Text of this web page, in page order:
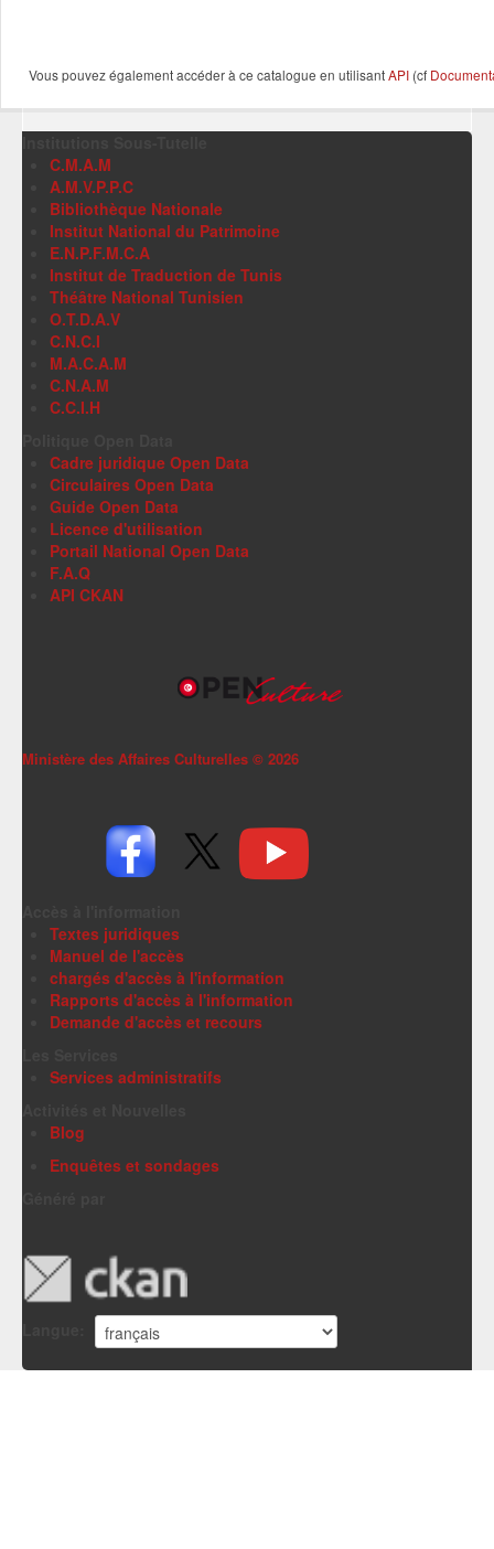
Vous pouvez également accéder à ce catalogue en utilisantAPI (cf
C.M.A.M
A.M.V.P.P.C
Bibliothèque Nationale
Institut National du Patrimoine
E.N.P.F.M.C.A
Institut de Traduction de Tunis
Théâtre National Tunisien
O.T.D.A.V
C.N.C.I
M.A.C.A.M
C.N.A.M
C.C.I.H
Cadre juridique Open Data
Circulaires Open Data
Guide Open Data
Licence d'utilisation
Portail National Open Data
F.A.Q
API CKAN
Ministère des Affaires Culturelles © 2026
Textes juridiques
Manuel de l'accès
chargés d'accès à l'information
Rapports d'accès à l'information
Demande d'accès et recours
Services administratifs
Blog
Enquêtes et sondages